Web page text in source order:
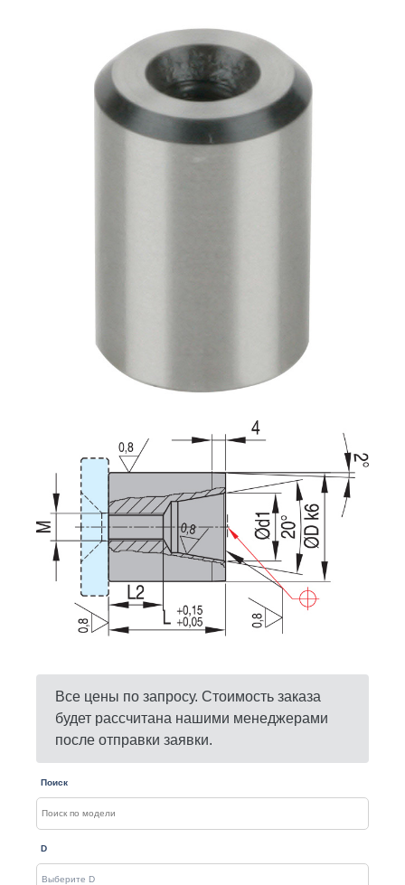
Все цены по запросу. Стоимость заказа
будет рассчитана нашими менеджерами
после отправки заявки.
Поиск
D